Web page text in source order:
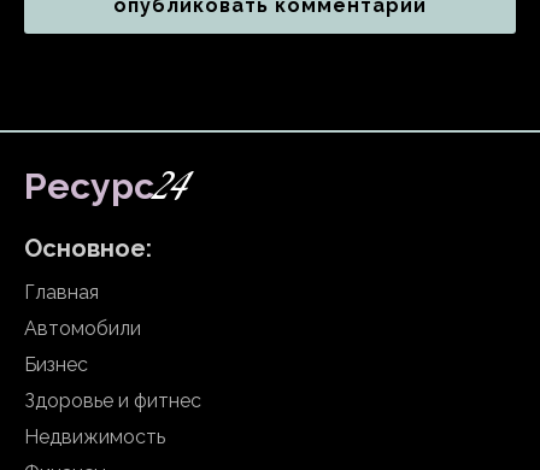
Ресурс24
Основное:
Главная
Автомобили
Бизнес
Здоровье и фитнес
Недвижимость